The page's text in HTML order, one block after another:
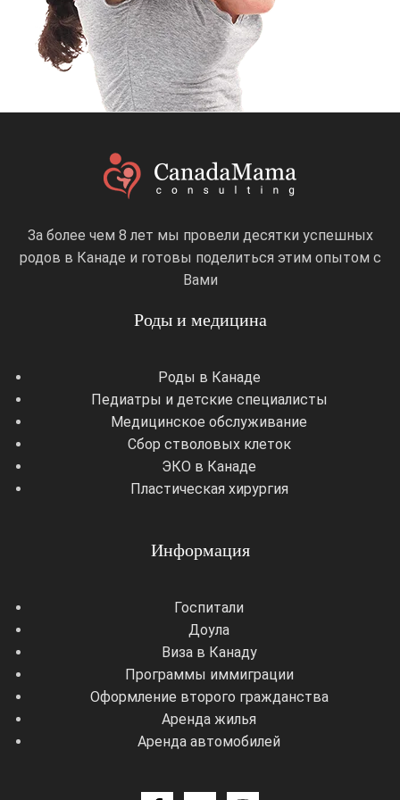
За более чем 8 лет мы провели десятки успешных
родов в Канаде и готовы поделиться этим опытом с
Вами
Роды и медицина
Роды в Канаде
Педиатры и детские специалисты
Медицинское обслуживание
Сбор стволовых клеток
ЭКО в Канаде
Пластическая хирургия
Информация
Госпитали
Доула
Виза в Канаду
Программы иммиграции
Оформление второго гражданства
Аренда жилья
Аренда автомобилей